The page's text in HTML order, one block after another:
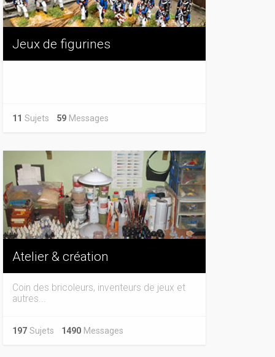
Jeux de figurines
11 Sujets 59 Messages
Atelier & création
Coin des bricoleurs, inventeurs de jeux et
autres...
197 Sujets 1490 Messages